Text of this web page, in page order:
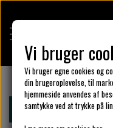
Forside Design din
Vi bruger
Vi bruger egne cookies og
din brugeroplevelse, til
hjemmeside anvendes af
samtykke ved at trykke på